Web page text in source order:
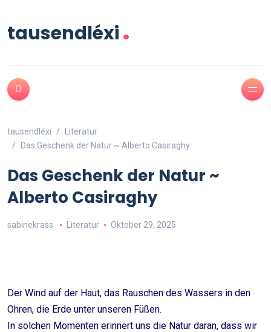
tausendléxi.
tausendléxi
Literatur
Das Geschenk der Natur ~ Alberto Casiraghy
Das Geschenk der Natur ~
Alberto Casiraghy
sabinekrass Literatur Oktober 29, 2025
Der Wind auf der Haut, das Rauschen des Wassers in den
Ohren, die Erde unter unseren Füßen.
In solchen Momenten erinnert uns die Natur daran, dass wir